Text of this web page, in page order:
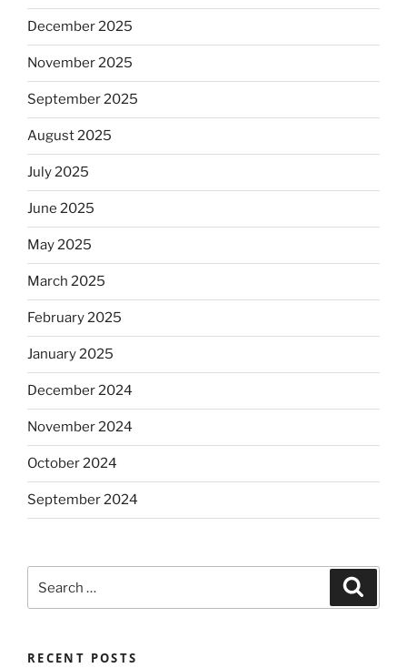
December 2025
November 2025
September 2025
August 2025
July 2025
June 2025
May 2025
March 2025
February 2025
January 2025
December 2024
November 2024
October 2024
September 2024
for:
RECENT POSTS